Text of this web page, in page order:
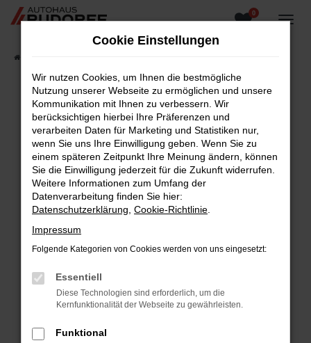
Zum
0
Fehler: Network Error
Beim Laden ist ein Fehler aufgetreten.
Hier sind ein paar Tipps, die dir helfen können:
Überprüfe deine Firewall und deine
Internetverbindung.
Laden andere Webseiten, zum Beispiel deine
Suchmaschine?
Prüfe deine Browsererweiterungen.
Manche Erweiterungen, wie Werbeblocker,
können das Laden bestimmter Seiten
verhindern. Funktioniert die Seite in einem
Fenster?
Cookie Einstellungen
Wir nutzen Cookies, um Ihnen die bestmögliche
Nutzung unserer Webseite zu ermöglichen und unsere
Kommunikation mit Ihnen zu verbessern. Wir
berücksichtigen hierbei Ihre Präferenzen und
verarbeiten Daten für Marketing und Statistiken nur,
wenn Sie uns Ihre Einwilligung geben. Wenn Sie zu
einem späteren Zeitpunkt Ihre Meinung ändern, können
Sie die Einwilligung jederzeit für die Zukunft widerrufen.
Weitere Informationen zum Umfang der
Datenverarbeitung finden Sie hier:
Datenschutzerklärung Cookie-Richtlinie
Impressum
Folgende Kategorien von Cookies werden von uns eingesetzt:
Essentiell
Diese Technologien sind erforderlich, um die
Kernfunktionalität der Webseite zu gewährleisten.
Funktional